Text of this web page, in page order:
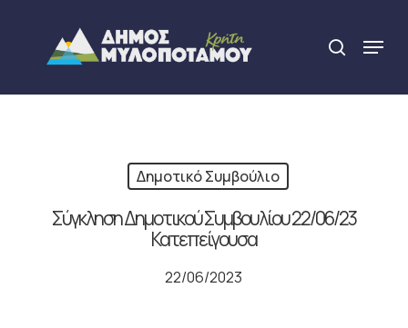
content
search
Menu
Δημοτικό Συμβούλιο
Σύγκληση Δημοτικού Συμβουλίου 22/06/23
Κατεπείγουσα
22/06/2023
Close